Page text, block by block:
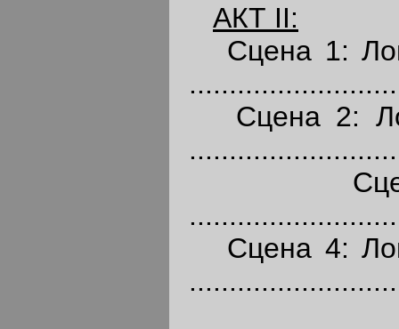
АКТ II:
Сцена 1:
Сцена 2:
Сцена
Сцена 4: